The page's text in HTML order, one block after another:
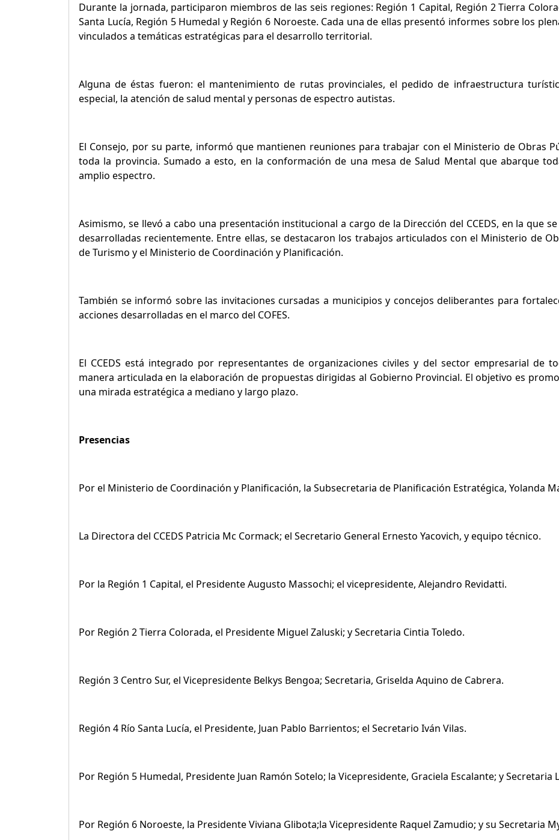
Durante la jornada, participaron miembros de las seis regiones: Región 1 Capital, Región 2 Tierra
Santa Lucía, Región 5 Humedal y Región 6 Noroeste. Cada una de ellas presentó informes sobre los
vinculados a temáticas estratégicas para el desarrollo territorial.
Alguna de éstas fueron: el mantenimiento de rutas provinciales, el pedido de infraestructura
especial, la atención de salud mental y personas de espectro autistas.
El Consejo, por su parte, informó que mantienen reuniones para trabajar con el Ministerio de Obras
toda la provincia. Sumado a esto, en la conformación de una mesa de Salud Mental que abarque
amplio espectro.
Asimismo, se llevó a cabo una presentación institucional a cargo de la Dirección del CCEDS, en la que
desarrolladas recientemente. Entre ellas, se destacaron los trabajos articulados con el Ministerio de
de Turismo y el Ministerio de Coordinación y Planificación.
También se informó sobre las invitaciones cursadas a municipios y concejos deliberantes para
acciones desarrolladas en el marco del COFES.
El CCEDS está integrado por representantes de organizaciones civiles y del sector empresarial de
manera articulada en la elaboración de propuestas dirigidas al Gobierno Provincial. El objetivo es
una mirada estratégica a mediano y largo plazo.
Presencias
Por el Ministerio de Coordinación y Planificación, la Subsecretaria de Planificación Estratégica, Yolanda
La Directora del CCEDS Patricia Mc Cormack; el Secretario General Ernesto Yacovich, y equipo técnico.
Por la Región 1 Capital, el Presidente Augusto Massochi; el vicepresidente, Alejandro Revidatti.
Por Región 2 Tierra Colorada, el Presidente Miguel Zaluski; y Secretaria Cintia Toledo.
Región 3 Centro Sur, el Vicepresidente Belkys Bengoa; Secretaria, Griselda Aquino de Cabrera.
Región 4 Río Santa Lucía, el Presidente, Juan Pablo Barrientos; el Secretario Iván Vilas.
Por Región 5 Humedal, Presidente Juan Ramón Sotelo; la Vicepresidente, Graciela Escalante; y Secretaria
Por Región 6 Noroeste, la Presidente Viviana Glibota;la Vicepresidente Raquel Zamudio; y su Secretaria